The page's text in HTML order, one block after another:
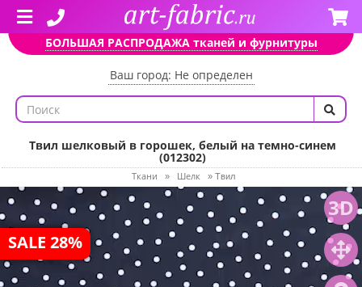
БОЛЬШАЯ РАСПРОДАЖА тканей и фурнитуры
Ваш город: Не определен
Твил шелковый в горошек, белый на темно-синем
(012302)
Ткани » Шелк » Твил
3D
SALE 28%